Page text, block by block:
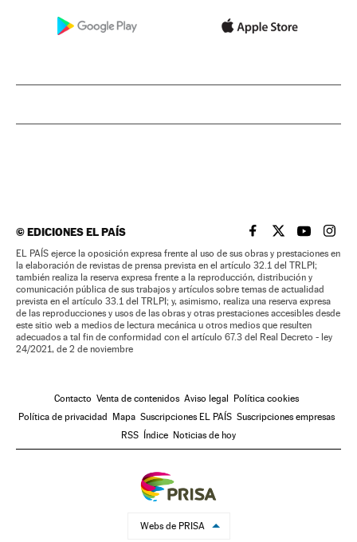
©EDICIONES EL PAÍS EL PAÍS BRASIL EN
EL PAÍSEL PAÍS
EL
EL PAÍS ejerce la oposición expresa frente al uso de sus obras y prestaciones en
la elaboración de revistas de prensa prevista en el artículo 32.1 del TRLPI;
también realiza la reserva expresa frente a la reproducción, distribución y
comunicación pública de sus trabajos y artículos sobre temas de actualidad
prevista en el artículo 33.1 del TRLPI; y, asimismo, realiza una reserva expresa
de las reproducciones y usos de las obras y otras prestaciones accesibles desde
este sitio web a medios de lectura mecánica u otros medios que resulten
adecuados a tal fin de conformidad con el artículo 67.3 del Real Decreto - ley
24/2021, de 2 de noviembre
Contacto Venta de contenidos Aviso legal
Política cookies
Política de privacidad
Mapa Suscripciones EL PAÍS Suscripciones empresas
RSS
Índice Noticias de hoy
Webs de PRISA